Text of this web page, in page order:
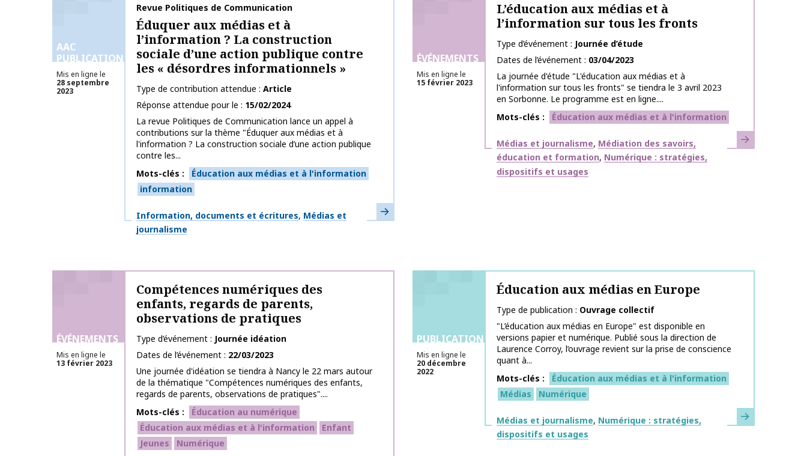
AAC
PUBLICATIONS
Mis en ligne le
28 septembre
2023
Nom de la publication
Revue Politiques de Communication
Éduquer aux médias et à
l’information ? La construction
sociale d’une action publique contre
les « désordres informationnels »
Type de contribution attendue
Article
Réponse attendue pour le
15/02/2024
La revue Politiques de Communication lance un appel à
contributions sur la thème "Éduquer aux médias et à
l'information ? La construction sociale d’une action publique
contre les...
Mots-clés
Éducation aux médias et à l'information
information
Thématiques
Information, documents et écritures Médias et
journalisme
En savoir plus
ÉVÉNEMENTS
Mis en ligne le
15 février 2023
L’éducation aux médias et à
l’information sur tous les fronts
Type d’événement
Journée d’étude
Dates de l’événement
03/04/2023
La journée d'étude "L'éducation aux médias et à
l'information sur tous les fronts" se tiendra le 3 avril 2023
en Sorbonne. Le programme est en ligne....
Mots-clés
Éducation aux médias et à l'information
Thématiques
Médias et journalisme Médiation des savoirs,
éducation et formation Numérique : stratégies,
dispositifs et usages
En savoir plus
ÉVÉNEMENTS
Mis en ligne le
13 février 2023
Compétences numériques des
enfants, regards de parents,
observations de pratiques
Type d’événement
Journée idéation
Dates de l’événement
22/03/2023
Une journée d'idéation se tiendra à Nancy le 22 mars autour
de la thématique "Compétences numériques des enfants,
regards de parents, observations de pratiques"....
Mots-clés
Éducation au numérique
Éducation aux médias et à l'information
Enfant
Jeunes
Numérique
PUBLICATIONS
Mis en ligne le
20 décembre
2022
Éducation aux médias en Europe
Type de publication
Ouvrage collectif
"L’éducation aux médias en Europe" est disponible en
versions papier et numérique. Publié sous la direction de
Laurence Corroy, l’ouvrage revient sur la prise de conscience
quant à...
Mots-clés
Éducation aux médias et à l'information
Médias
Numérique
Thématiques
Médias et journalisme Numérique : stratégies,
dispositifs et usages
En savoir plus